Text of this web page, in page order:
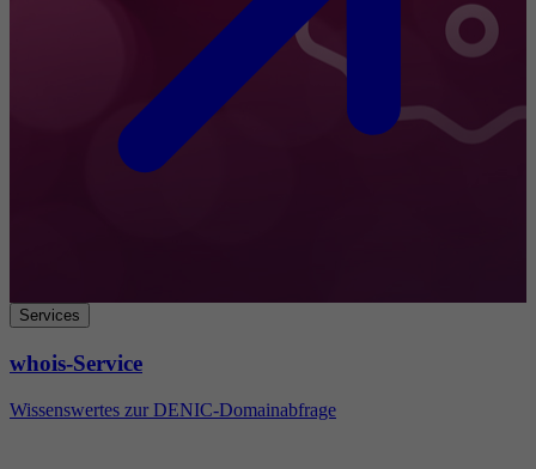
Services
whois-Service
Wissenswertes zur DENIC-Domainabfrage